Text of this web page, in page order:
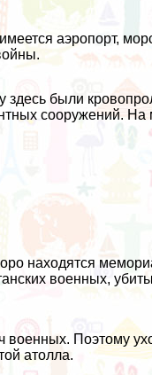
аэропорт,
здесь были
сооружений.
находятся
военных,
военных. Поэтому
атолла.